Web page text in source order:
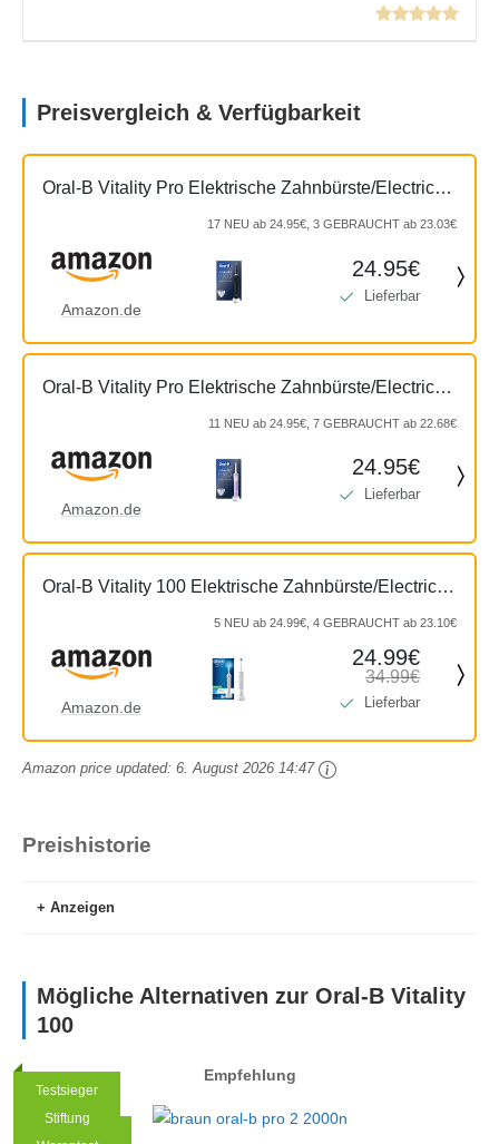
Preisvergleich & Verfügbarkeit
Amazon.de
Oral-B Vitality Pro Elektrische Zahnbürste/Electric
Toothbrush, 3 Putzmodi für Zahnpflege & Protect X
Designed by...
24.95€
Lieferbar
17 NEU ab 24.95€, 3 GEBRAUCHT ab 23.03€
Amazon.de
Oral-B Vitality Pro Elektrische Zahnbürste/Electric
Toothbrush, 3 Putzmodi für Zahnpflege, Geschenk
24.95€
Lieferbar
11 NEU ab 24.95€, 7 GEBRAUCHT ab 22.68€
Amazon.de
Oral-B Vitality 100 Elektrische Zahnbürste/Electric
Toothbrush, 1 Putzprogamm, Timer, 1 CrossAction
24.99€
34.99€
Lieferbar
5 NEU ab 24.99€, 4 GEBRAUCHT ab 23.10€
Amazon price updated: 6. August 2026 14:47
Preishistorie
Anzeigen
Mögliche Alternativen zur Oral-B Vitality
100
Empfehlung
Testsieger
Stiftung